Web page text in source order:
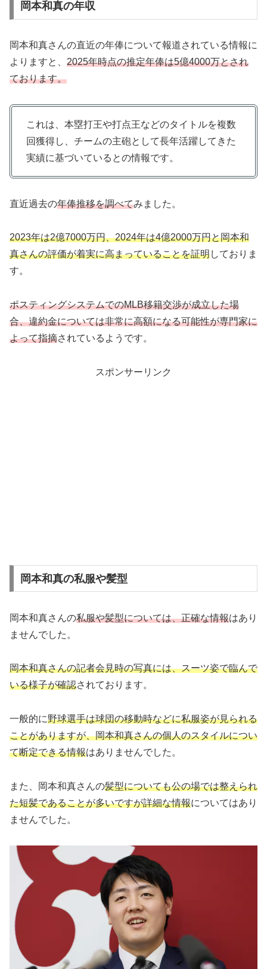
岡本和真の年収
岡本和真さんの直近の年俸について報道されている情報に
よりますと、 2025年時点の推定年俸は5億4000万とされ
ております。
これは、本塁打王や打点王などのタイトルを複数
回獲得し、チームの主砲として長年活躍してきた
実績に基づいているとの情報です。
直近過去の年俸推移を調べてみました。
2023年は2億7000万円、2024年は4億2000万円と岡本和
真さんの評価が着実に高まっていることを証明しておりま
す。
ポスティングシステムでのMLB移籍交渉が成立した場
合、違約金については非常に高額になる可能性が専門家に
よって指摘されているようです。
スポンサーリンク
岡本和真の私服や髪型
岡本和真さんの私服や髪型については、正確な情報はあり
ませんでした。
岡本和真さんの記者会見時の写真には、スーツ姿で臨んで
いる様子が確認されております。
一般的に野球選手は球団の移動時などに私服姿が見られる
ことがありますが、岡本和真さんの個人のスタイルについ
て断定できる情報はありませんでした。
また、岡本和真さんの髪型についても公の場では整えられ
た短髪であることが多いですが詳細な情報についてはあり
ませんでした。